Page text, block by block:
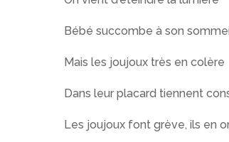
Bébé succombe à son
Mais les joujoux très en colère
Dans leur placard tiennent
Les joujoux font grève, ils en